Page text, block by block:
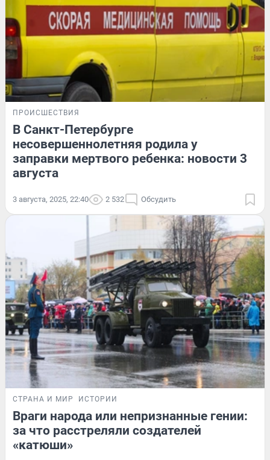
ПРОИСШЕСТВИЯ
В Санкт-Петербурге
несовершеннолетняя родила у
заправки мертвого ребенка: новости 3
августа
3 августа, 2025, 22:40 2 532 Обсудить
СТРАНА И МИР ИСТОРИИ
Враги народа или непризнанные гении:
за что расстреляли создателей
«катюши»